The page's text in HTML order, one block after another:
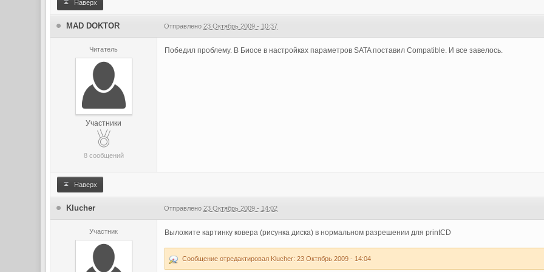
Наверх
MAD DOKTOR Отправлено23 Октябрь 2009 - 10:37
Читатель
Участники
8 сообщений
Победил проблему. В Биосе в настройках параметров SATA поставил Compatible. И все завелось.
Наверх
Klucher Отправлено23 Октябрь 2009 - 14:02
Участник Выложите картинку ковера (рисунка диска) в нормальном разрешении для printCD
Сообщение отредактировал Klucher: 23 Октябрь 2009 - 14:04